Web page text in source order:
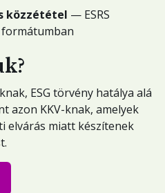
közzététel — ESRS
ESG törvény hatálya alá
azon KKV-knak, amelyek
elvárás miatt készítenek